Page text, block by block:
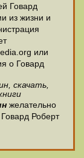
Говард
из жизни и
или
о Говард
скачать,
желательно
Говард Роберт